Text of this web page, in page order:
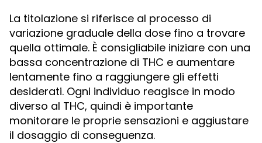
La titolazione si riferisce al processo di
variazione graduale della dose fino a trovare
quella ottimale. È consigliabile iniziare con una
bassa concentrazione di THC e aumentare
lentamente fino a raggiungere gli effetti
desiderati. Ogni individuo reagisce in modo
diverso al THC, quindi è importante
monitorare le proprie sensazioni e aggiustare
il dosaggio di conseguenza.